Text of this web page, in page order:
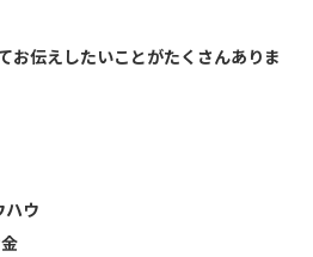
お伝えしたいことがたくさんありま
ハウ